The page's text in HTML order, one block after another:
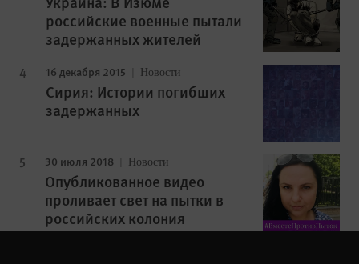
российские военные пытали
задержанных жителей
16 декабря 2015 Новости
Сирия: Истории погибших
задержанных
30 июля 2018 Новости
Опубликованное видео
проливает свет на пытки в
российских колония